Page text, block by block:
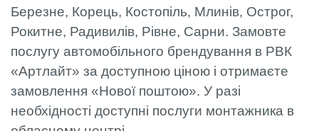
Березне, Корець, Костопіль, Млинів, Острог,
Рокитне, Радивилів, Рівне, Сарни. Замовте
послугу автомобільного брендування в РВК
«Артлайт» за доступною ціною і отримаєте
замовлення «Нової поштою». У разі
необхідності доступні послуги монтажника в